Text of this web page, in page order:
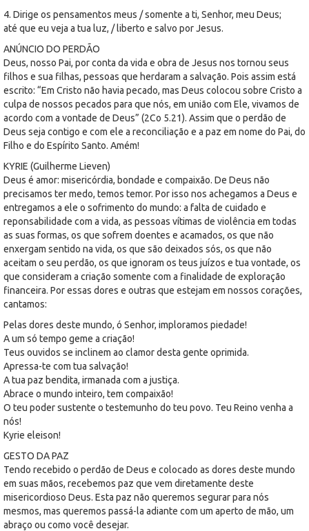
4. Dirige os pensamentos meus / somente a ti, Senhor, meu Deus;
até que eu veja a tua luz, / liberto e salvo por Jesus.
ANÚNCIO DO PERDÃO
Deus, nosso Pai, por conta da vida e obra de Jesus nos tornou seus
filhos e sua filhas, pessoas que herdaram a salvação. Pois assim está
escrito: “Em Cristo não havia pecado, mas Deus colocou sobre Cristo a
culpa de nossos pecados para que nós, em união com Ele, vivamos de
acordo com a vontade de Deus” (2Co 5.21). Assim que o perdão de
Deus seja contigo e com ele a reconciliação e a paz em nome do Pai, do
Filho e do Espírito Santo. Amém!
KYRIE (Guilherme Lieven)
Deus é amor: misericórdia, bondade e compaixão. De Deus não
precisamos ter medo, temos temor. Por isso nos achegamos a Deus e
entregamos a ele o sofrimento do mundo: a falta de cuidado e
reponsabilidade com a vida, as pessoas vítimas de violência em todas
as suas formas, os que sofrem doentes e acamados, os que não
enxergam sentido na vida, os que são deixados sós, os que não
aceitam o seu perdão, os que ignoram os teus juízos e tua vontade, os
que consideram a criação somente com a finalidade de exploração
financeira. Por essas dores e outras que estejam em nossos corações,
cantamos:
Pelas dores deste mundo, ó Senhor, imploramos piedade!
A um só tempo geme a criação!
Teus ouvidos se inclinem ao clamor desta gente oprimida.
Apressa-te com tua salvação!
A tua paz bendita, irmanada com a justiça.
Abrace o mundo inteiro, tem compaixão!
O teu poder sustente o testemunho do teu povo. Teu Reino venha a
nós!
Kyrie eleison!
GESTO DA PAZ
Tendo recebido o perdão de Deus e colocado as dores deste mundo
em suas mãos, recebemos paz que vem diretamente deste
misericordioso Deus. Esta paz não queremos segurar para nós
mesmos, mas queremos passá-la adiante com um aperto de mão, um
abraço ou como você desejar.